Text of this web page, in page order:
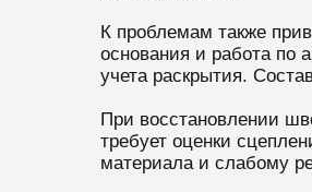
К проблемам также
основания и работа по
учета раскрытия.
При восстановлении
требует оценки
материала и слабому